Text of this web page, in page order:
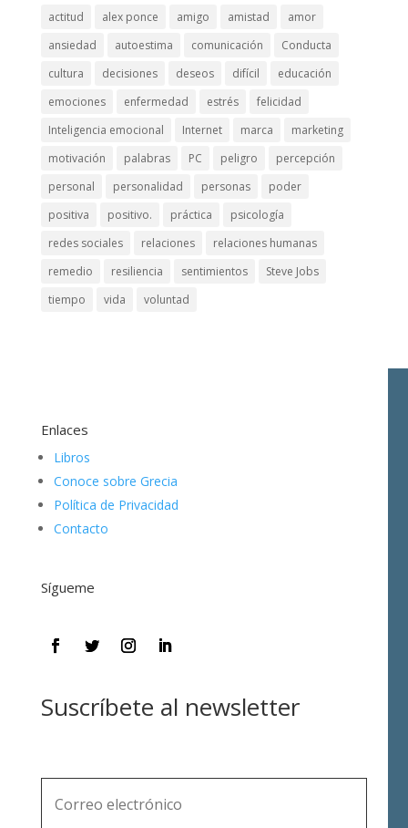
actitud alex ponce amigo amistad
amor
ansiedad
autoestima comunicación
Conducta
cultura
decisiones deseos difícil
educación
emociones
enfermedad estrés
felicidad
Inteligencia emocional
Internet marca
marketing
motivación
palabras PC peligro
percepción
personal
personalidad personas
poder
positiva
positivo. práctica
psicología
redes sociales
relaciones
relaciones humanas
remedio
resiliencia sentimientos
Steve Jobs
tiempo
vida voluntad
Enlaces
Libros
Conoce sobre Grecia
Política de Privacidad
Contacto
Sígueme
Suscríbete al newsletter